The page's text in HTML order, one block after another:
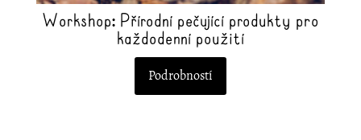
Workshop: Přírodní pečující produkty pro
každodenní použití
Podrobností